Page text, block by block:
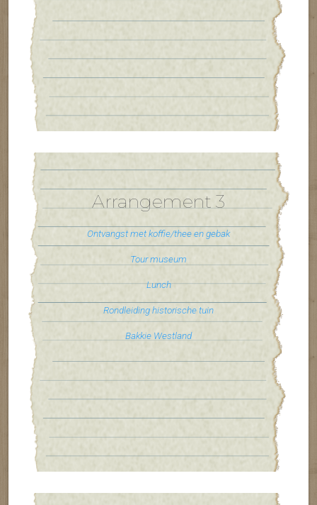
Arrangement 3
Ontvangst met koffie/thee en gebak
Tour museum
Lunch
Rondleiding historische tuin
Bakkie Westland